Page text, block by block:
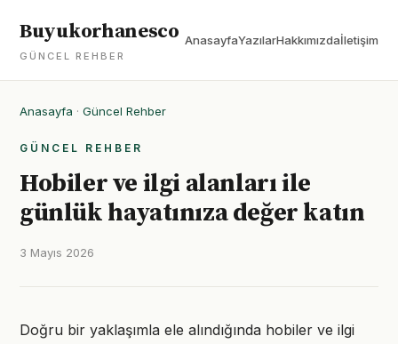
Buyukorhanesco
GÜNCEL REHBER
AnasayfaYazılarHakkımızdaİletişim
Anasayfa · Güncel Rehber
GÜNCEL REHBER
Hobiler ve ilgi alanları ile
günlük hayatınıza değer katın
3 Mayıs 2026
Doğru bir yaklaşımla ele alındığında hobiler ve ilgi